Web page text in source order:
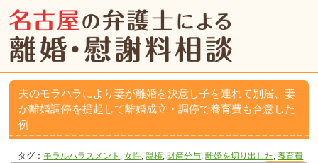
夫のモラハラにより妻が離婚を決意し子を連れて別居、妻
が離婚調停を提起して離婚成立・調停で養育費も合意した
例
タグ： モラルハラスメント ,女性 ,親権 財産分与 ,離婚を切り出した ,養育費